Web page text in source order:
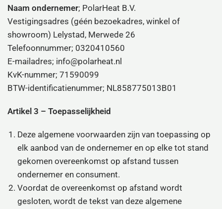
Naam ondernemer; PolarHeat B.V.
Vestigingsadres (géén bezoekadres, winkel of
showroom) Lelystad, Merwede 26
Telefoonnummer; 0320410560
E-mailadres; info@polarheat.nl
KvK-nummer; 71590099
BTW-identificatienummer; NL858775013B01
Artikel 3 – Toepasselijkheid
Deze algemene voorwaarden zijn van toepassing op
elk aanbod van de ondernemer en op elke tot stand
gekomen overeenkomst op afstand tussen
ondernemer en consument.
Voordat de overeenkomst op afstand wordt
gesloten, wordt de tekst van deze algemene